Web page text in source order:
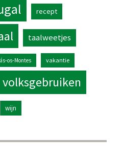
recept
taalweetjes
os-Montes vakantie
volksgebruiken
wijn